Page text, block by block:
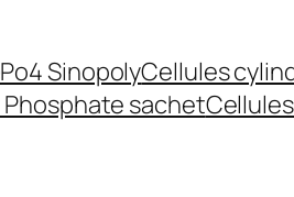
SinopolyCellules
sachet